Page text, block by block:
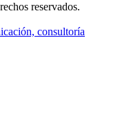
reservados.